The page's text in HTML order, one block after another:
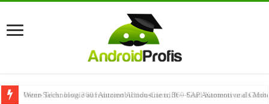
Wenn Technologie auf Automobilindustrie trifft – SAP Automotive als